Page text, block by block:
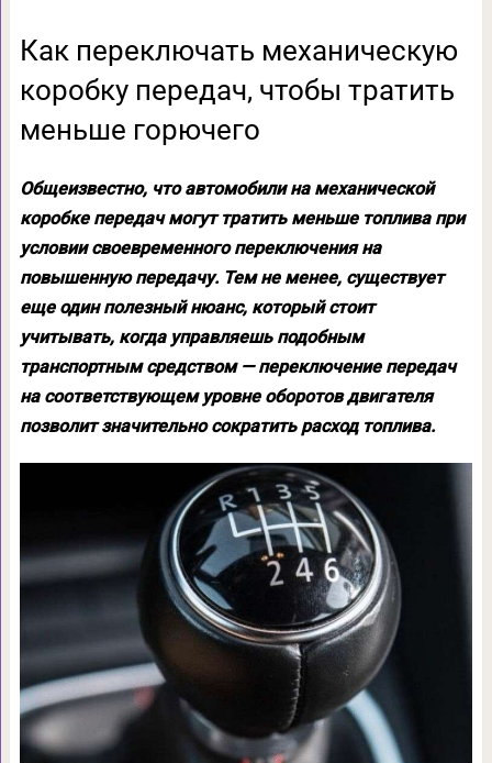
Как переключать механическую
коробку передач, чтобы тратить
меньше горючего
Общеизвестно, что автомобили на механической
коробке передач могут тратить меньше топлива при
условии своевременного переключения на
повышенную передачу. Тем не менее, существует
еще один полезный нюанс, который стоит
учитывать, когда управляешь подобным
транспортным средством — переключение передач
на соответствующем уровне оборотов двигателя
позволит значительно сократить расход топлива.